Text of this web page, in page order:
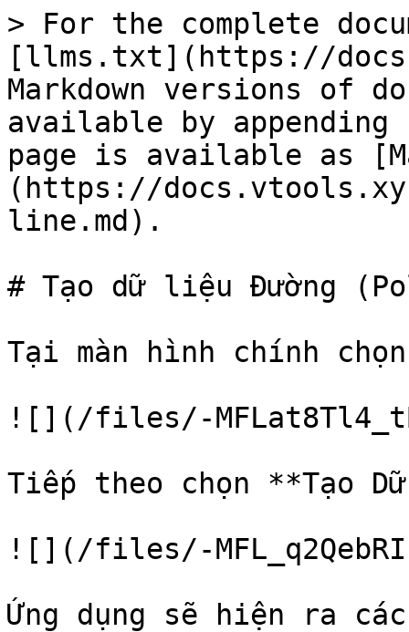
> For the complete
[llms.txt](https://
Markdown versions of
available by
page is available as
(https://
line.md).
# Tạo dữ liệu Đường
Tại màn hình chính
![](/files/-
Tiếp theo chọn **Tạo
![](/files/-
Ứng dụng sẽ hiện ra